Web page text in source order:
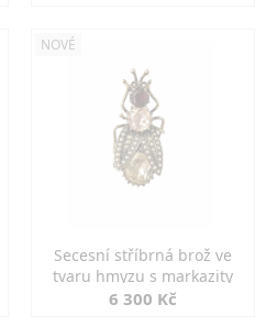
NOVÉ
Secesní stříbrná brož ve
tvaru hmyzu s markazity
6 300 Kč